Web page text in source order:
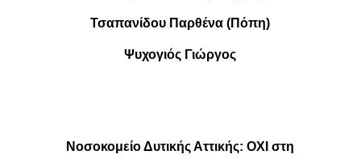
Τσαπανίδου Παρθένα (Πόπη)
Ψυχογιός Γιώργος
Νοσοκομείο Δυτικής Αττικής: ΟΧΙ στη